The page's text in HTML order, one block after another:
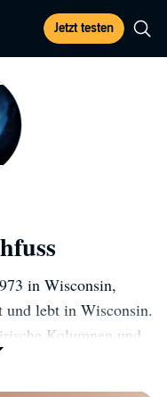
Jetzt testen
in Wisconsin,
und lebt in Wisconsin.
Kolumnen und